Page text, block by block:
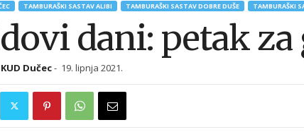
TAMBURAŠKI SASTAV ALIBI TAMBURAŠKI SASTAV DOBRE DUŠE TAMBURAŠKI
dani: petak
KUD Dučec- 19. lipnja 2021.